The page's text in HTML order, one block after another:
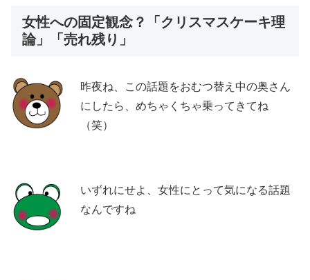
女性への固定観念？「クリスマスケーキ理
論」「売れ残り」
昨夜ね、この話題をおむつ替え中の奥さん
にしたら、めちゃくちゃ乗ってきてね
（笑）
いずれにせよ、女性にとって気になる話題
なんですね